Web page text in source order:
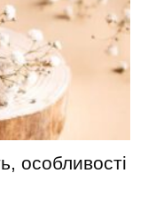
особливості